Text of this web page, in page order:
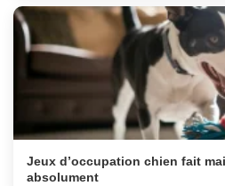
Jeux d’occupation chien fait
absolument